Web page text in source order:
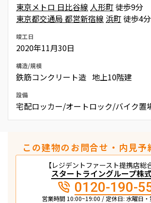
東京メトロ 日比谷線 人形町徒歩9分
東京都交通局 都営新宿線 浜町徒歩4分
竣工日
2020年11月30日
構造/規模
鉄筋コンクリート造 地上10階建
設備
宅配ロッカー/オートロック/バイク置
この建物のお問合せ・内見予
【レジデントファースト提携店総
スタートライングループ株
0120-190-
営業時間 10:00~19:00 / 定休日: 水曜日